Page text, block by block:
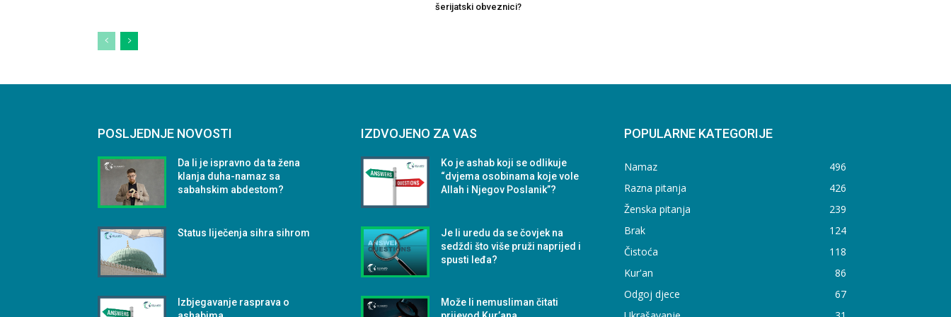
šerijatski obveznici?
POSLJEDNJE NOVOSTI
Da li je ispravno da ta žena
klanja duha-namaz sa
sabahskim abdestom?
Status liječenja sihra sihrom
Izbjegavanje rasprava o
IZDVOJENO ZA VAS
Ko je ashab koji se odlikuje
“dvjema osobinama koje vole
Allah i Njegov Poslanik”?
Je li uredu da se čovjek na
sedždi što više pruži naprijed i
spusti leđa?
Može li nemusliman čitati
POPULARNE KATEGORIJE
Namaz
496
Razna pitanja
426
Ženska pitanja
239
Brak
124
Čistoća
118
Kur'an
86
Odgoj djece
67